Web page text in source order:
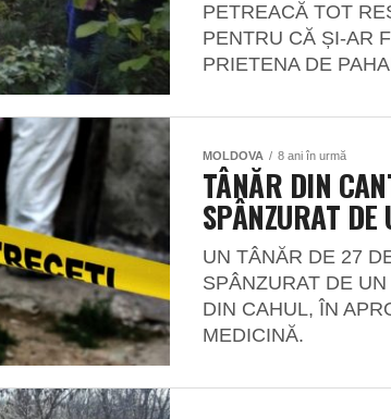
PETREACĂ TOT
PENTRU CĂ ȘI-AR
PRIETENA DE
MOLDOVA 8 ani în urmă
TÂNĂR DIN
SPÂNZURAT DE
UN TÂNĂR DE 27
SPÂNZURAT DE
DIN CAHUL, ÎN
MEDICINĂ.